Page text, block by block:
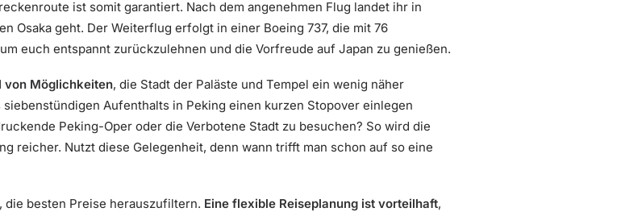
ist somit garantiert. Nach dem angenehmen Flug landet ihr in
Osaka geht. Der Weiterflug erfolgt in einer Boeing 737, die mit 76
euch entspannt zurückzulehnen und die Vorfreude auf Japan zu genießen.
von Möglichkeiten, die Stadt der Paläste und Tempel ein wenig näher
Aufenthalts in Peking einen kurzen Stopover einlegen
Peking-Oper oder die Verbotene Stadt zu besuchen? So wird die
reicher. Nutzt diese Gelegenheit, denn wann trifft man schon auf so eine
die besten Preise herauszufiltern. Eine flexible Reiseplanung ist vorteilhaft,